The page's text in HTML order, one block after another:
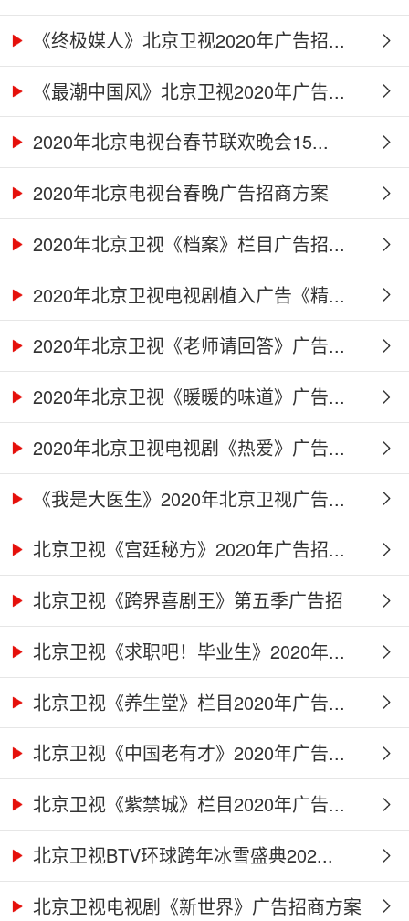
《终极媒人》北京卫视2020年广告招...
《最潮中国风》北京卫视2020年广告...
2020年北京电视台春节联欢晚会15...
2020年北京电视台春晚广告招商方案
2020年北京卫视《档案》栏目广告招...
2020年北京卫视电视剧植入广告《精...
2020年北京卫视《老师请回答》广告...
2020年北京卫视《暖暖的味道》广告...
2020年北京卫视电视剧《热爱》广告...
《我是大医生》2020年北京卫视广告...
北京卫视《宫廷秘方》2020年广告招...
北京卫视《跨界喜剧王》第五季广告招
商...北京卫视《求职吧！毕业生》2020年...
北京卫视《养生堂》栏目2020年广告...
北京卫视《中国老有才》2020年广告...
北京卫视《紫禁城》栏目2020年广告...
北京卫视BTV环球跨年冰雪盛典202...
北京卫视电视剧《新世界》广告招商方案